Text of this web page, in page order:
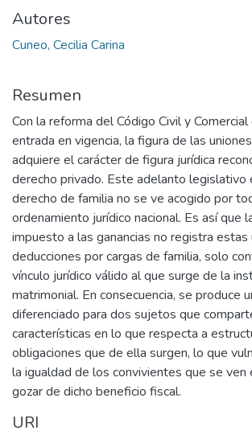
Autores
Cuneo, Cecilia Carina
Resumen
Con la reforma del Código Civil y
entrada en vigencia, la figura de las
adquiere el carácter de figura jurídica
derecho privado. Este adelanto legislativo
derecho de familia no se ve acogido por
ordenamiento jurídico nacional. Es así que
impuesto a las ganancias no registra estas
deducciones por cargas de familia, solo
vínculo jurídico válido al que surge de la
matrimonial. En consecuencia, se produce
diferenciado para dos sujetos que
características en lo que respecta a
obligaciones que de ella surgen, lo que
la igualdad de los convivientes que se ven
gozar de dicho beneficio fiscal.
URI